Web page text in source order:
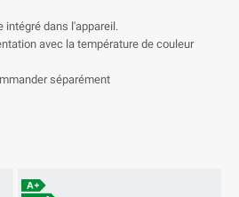
intégré dans l'appareil.
avec la température de couleur
séparément